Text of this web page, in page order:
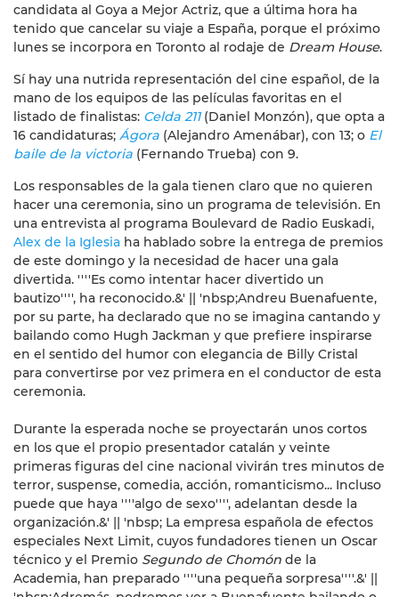
candidata al Goya a Mejor Actriz, que a última hora ha
tenido que cancelar su viaje a España, porque el próximo
lunes se incorpora en Toronto al rodaje de Dream House.
Sí hay una nutrida representación del cine español, de la
mano de los equipos de las películas favoritas en el
listado de finalistas: Celda 211(Daniel Monzón), que opta a
16 candidaturas; Ágora (Alejandro Amenábar), con 13; o El
baile de la victoria (Fernando Trueba) con 9.
Los responsables de la gala tienen claro que no quieren
hacer una ceremonia, sino un programa de televisión. En
una entrevista al programa Boulevard de Radio Euskadi,
Alex de la Iglesia ha hablado sobre la entrega de premios
de este domingo y la necesidad de hacer una gala
divertida. ''''Es como intentar hacer divertido un
bautizo'''', ha reconocido.&' || 'nbsp;Andreu Buenafuente,
por su parte, ha declarado que no se imagina cantando y
bailando como Hugh Jackman y que prefiere inspirarse
en el sentido del humor con elegancia de Billy Cristal
para convertirse por vez primera en el conductor de esta
ceremonia.
Durante la esperada noche se proyectarán unos cortos
en los que el propio presentador catalán y veinte
primeras figuras del cine nacional vivirán tres minutos de
terror, suspense, comedia, acción, romanticismo... Incluso
puede que haya ''''algo de sexo'''', adelantan desde la
organización.&' || 'nbsp; La empresa española de efectos
especiales Next Limit, cuyos fundadores tienen un Oscar
técnico y el Premio Segundo de Chomón de la
Academia, han preparado ''''una pequeña sorpresa''''.&' ||